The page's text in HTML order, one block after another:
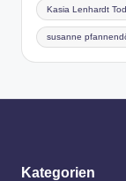
Kasia Lenhardt
susanne
Kategorien